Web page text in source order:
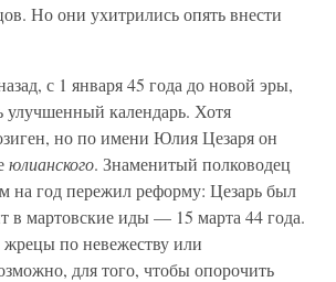
Но они ухитрились опять внести
с 1 января 45 года до новой эры,
улучшенный календарь. Хотя
но по имени Юлия Цезаря он
юлианского. Знаменитый полководец
на год пережил реформу: Цезарь был
в мартовские иды — 15 марта 44 года.
жрецы по невежеству или
для того, чтобы опорочить